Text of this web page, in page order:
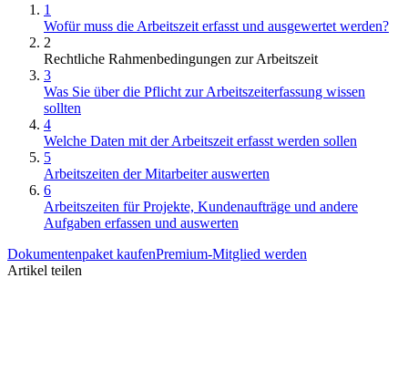
1
Wofür muss die Arbeitszeit erfasst und ausgewertet werden?
2
Rechtliche Rahmenbedingungen zur Arbeitszeit
3
Was Sie über die Pflicht zur Arbeitszeiterfassung wissen
sollten
4
Welche Daten mit der Arbeitszeit erfasst werden sollen
5
Arbeitszeiten der Mitarbeiter auswerten
6
Arbeitszeiten für Projekte, Kundenaufträge und andere
Aufgaben erfassen und auswerten
Dokumentenpaket kaufenPremium-Mitglied werden
Artikel teilen